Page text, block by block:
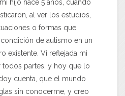
hijo hace 5 años, cuando
al ver los estudios,
o formas que
de autismo en un
existente. Vi reflejada mi
todos partes, y hoy que lo
cuenta, que el mundo
sin conocerme, y creo